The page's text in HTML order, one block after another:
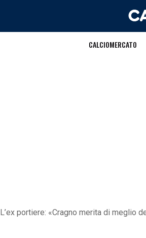
CALCIOMERCATO
L’ex portiere: «Cragno merita di meglio